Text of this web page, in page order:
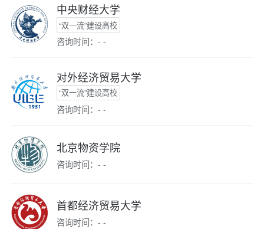
中央财经大学
“双一流”建设高校
咨询时间：- -
对外经济贸易大学
“双一流”建设高校
咨询时间：- -
北京物资学院
咨询时间：- -
首都经济贸易大学
咨询时间：- -